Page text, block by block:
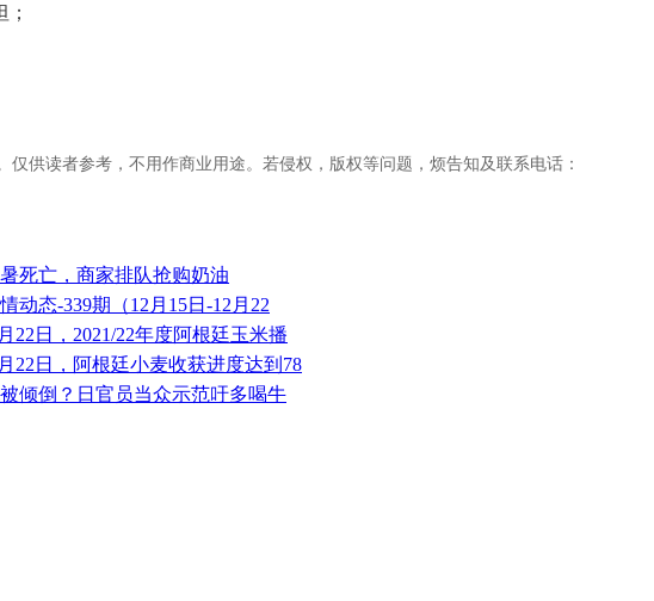
供读者参考，不用作商业用途。若侵权，版权等问题，烦告知及联系电话：
死亡，商家排队抢购奶油
动态-339期（12月15日-12月22
22日，2021/22年度阿根廷玉米播
22日，阿根廷小麦收获进度达到78
倾倒？日官员当众示范吁多喝牛